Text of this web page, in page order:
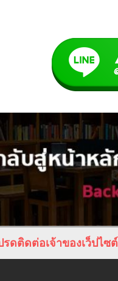
ดติดต่อเจ้าของเว็ปไซต์